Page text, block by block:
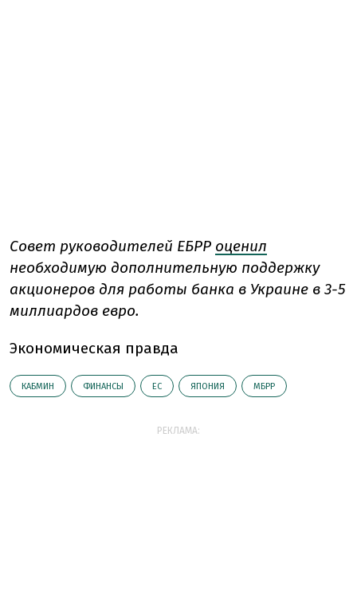
Совет руководителей ЕБРР оценил
необходимую дополнительную поддержку
акционеров для работы банка в Украине в 3-5
миллиардов евро.
Экономическая правда
КАБМИН ФИНАНСЫ ЕС ЯПОНИЯ МБРР
РЕКЛАМА: